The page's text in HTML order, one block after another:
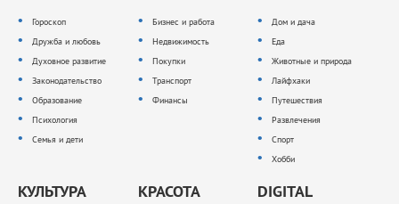
Гороскоп
Дружба и любовь
Духовное развитие
Законодательство
Образование
Психология
Семья и дети
Бизнес и работа
Недвижимость
Покупки
Транспорт
Финансы
Дом и дача
Еда
Животные и природа
Лайфхаки
Путешествия
Развлечения
Спорт
Хобби
КУЛЬТУРА КРАСОТА DIGITAL